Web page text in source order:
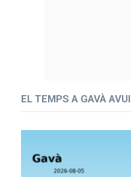
EL TEMPS A GAVÀ AVUI